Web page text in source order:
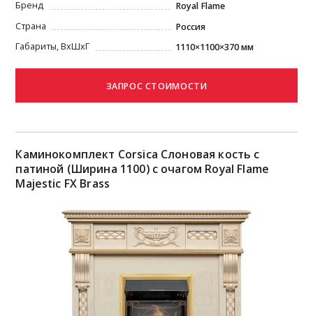
Бренд
Royal Flame
Страна
Россия
Габариты, ВxШxГ
1110×1100×370 мм
Каминокомплект Corsica Слоновая кость с
патиной (Ширина 1100) с очагом Royal Flame
Majestic FX Brass